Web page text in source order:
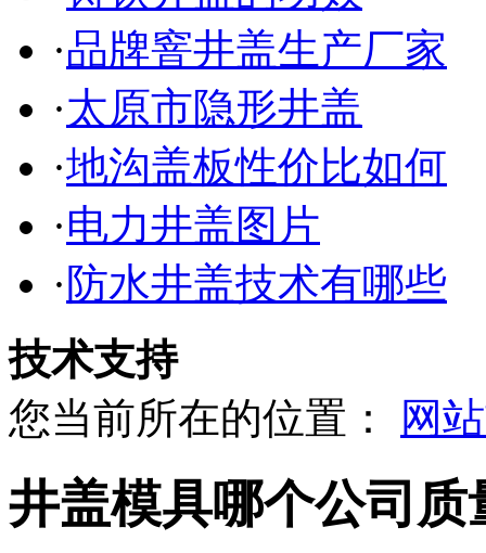
·品牌窨井盖生产厂家
·太原市隐形井盖
·地沟盖板性价比如何
·电力井盖图片
· 防水井盖技术有哪些
技术支持
您当前所在的位置：
网
井盖模具哪个公司质